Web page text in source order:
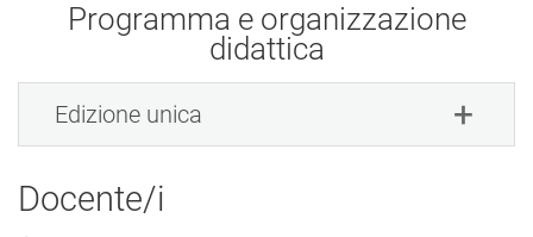
Programma e organizzazione
didattica
Edizione unica
Docente/i